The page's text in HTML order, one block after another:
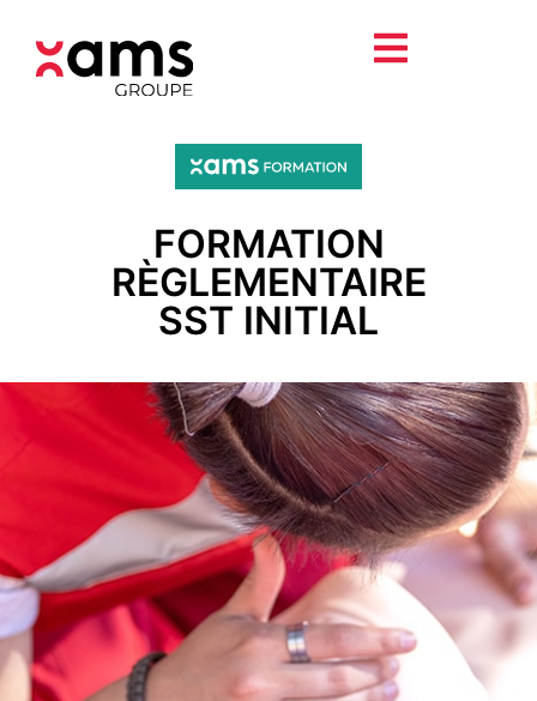
FORMATION
RÈGLEMENTAIRE
SST INITIAL